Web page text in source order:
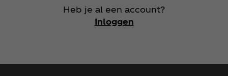
Heb je al een account?
Inloggen